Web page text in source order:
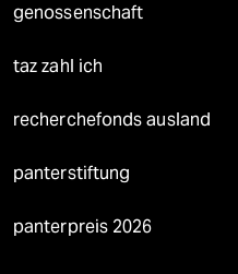
genossenschaft
taz zahl ich
recherchefonds ausland
panterstiftung
panterpreis 2026